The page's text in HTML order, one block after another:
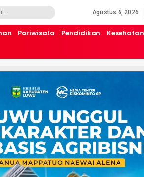
Agustus 6, 2026
Pariwisata Pendidikan Kesehatan